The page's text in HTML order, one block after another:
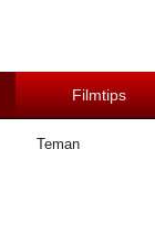
Filmtips
Teman